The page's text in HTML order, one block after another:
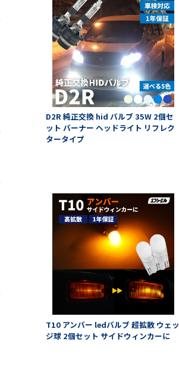
D2R 純正交換 hid バルブ 35W 2個セ
ット バーナー ヘッドライト リフレク
タータイプ
T10 アンバー ledバルブ 超拡散 ウェッ
ジ球 2個セット サイドウィンカーに